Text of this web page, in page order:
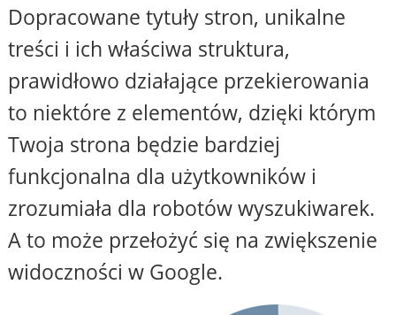
Dopracowane tytuły stron, unikalne
treści i ich właściwa struktura,
prawidłowo działające przekierowania
to niektóre z elementów, dzięki którym
Twoja strona będzie bardziej
funkcjonalna dla użytkowników i
zrozumiała dla robotów wyszukiwarek.
A to może przełożyć się na zwiększenie
widoczności w Google.